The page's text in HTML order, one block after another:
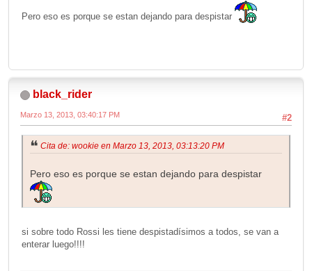
Pero eso es porque se estan dejando para despistar
black_rider
#2
Marzo 13, 2013, 03:40:17 PM
Cita de: wookie en Marzo 13, 2013, 03:13:20 PM
Pero eso es porque se estan dejando para despistar
si sobre todo Rossi les tiene despistadísimos a todos, se van a
enterar luego!!!!